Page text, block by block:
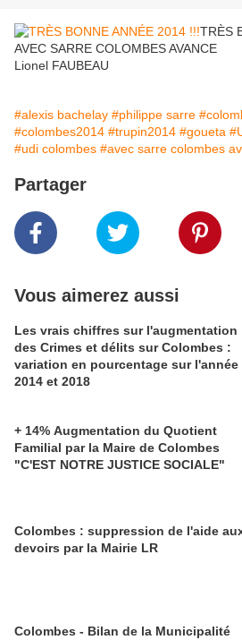
TRÈS
AVEC SARRE COLOMBES AVANCE
Lionel FAUBEAU
#alexis bachelay #philippe sarre
#colombes2014 #trupin2014 #goueta
#udi colombes #avec sarre colombes
Partager
Vous aimerez aussi
Les vrais chiffres sur l'augmentation
des Crimes et délits sur Colombes :
variation en pourcentage sur l'année
2014 et 2018
+ 14% Augmentation du Quotient
Familial par la Maire de Colombes
"C'EST NOTRE JUSTICE SOCIALE"
Colombes : suppression de l'aide
devoirs par la Mairie LR
Colombes - Bilan de la Municipalité